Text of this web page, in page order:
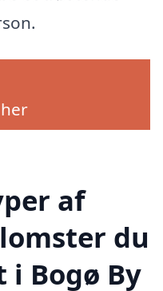
af
du
i Bogø By